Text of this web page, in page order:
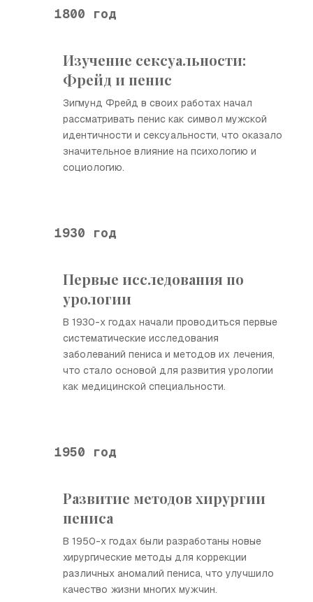
1800 год
Изучение сексуальности:
Фрейд и пенис
Зигмунд Фрейд в своих работах начал
рассматривать пенис как символ мужской
идентичности и сексуальности, что оказало
значительное влияние на психологию и
социологию.
1930 год
Первые исследования по
урологии
В 1930-х годах начали проводиться первые
систематические исследования
заболеваний пениса и методов их лечения,
что стало основой для развития урологии
как медицинской специальности.
1950 год
Развитие методов хирургии
пениса
В 1950-х годах были разработаны новые
хирургические методы для коррекции
различных аномалий пениса, что улучшило
качество жизни многих мужчин.